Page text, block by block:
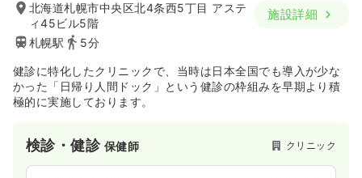
北海道札幌市中央区北4条西5丁目 アステ
ィ45ビル5階
札幌駅
5分
施設詳細
健診に特化したクリニックで、当時は日本全国でも導入が少な
かった「日帰り人間ドック」という健診の枠組みを早期より積
極的に実施しております。
検診・健診 保健師 クリニック